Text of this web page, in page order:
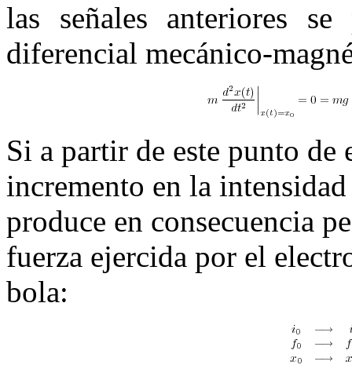
las señales anteriores
diferencial mecánico-
Si a partir de este punto
incremento en la
produce en consecuencia
fuerza ejercida por el
bola: